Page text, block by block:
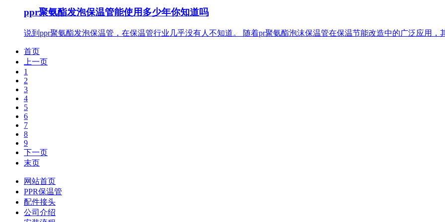
ppr聚氨酯发泡保温管能使用多少年你知道吗
说到ppr聚氨酯发泡保温管，在保温管行业几乎没有人不知道。 随着pr聚氨酯泡沫保温管在保温节能改造中的广泛应用
首页
上一页
1
2
3
4
5
6
7
8
9
下一页
末页
网站首页
PPR保温管
配件接头
公司介绍